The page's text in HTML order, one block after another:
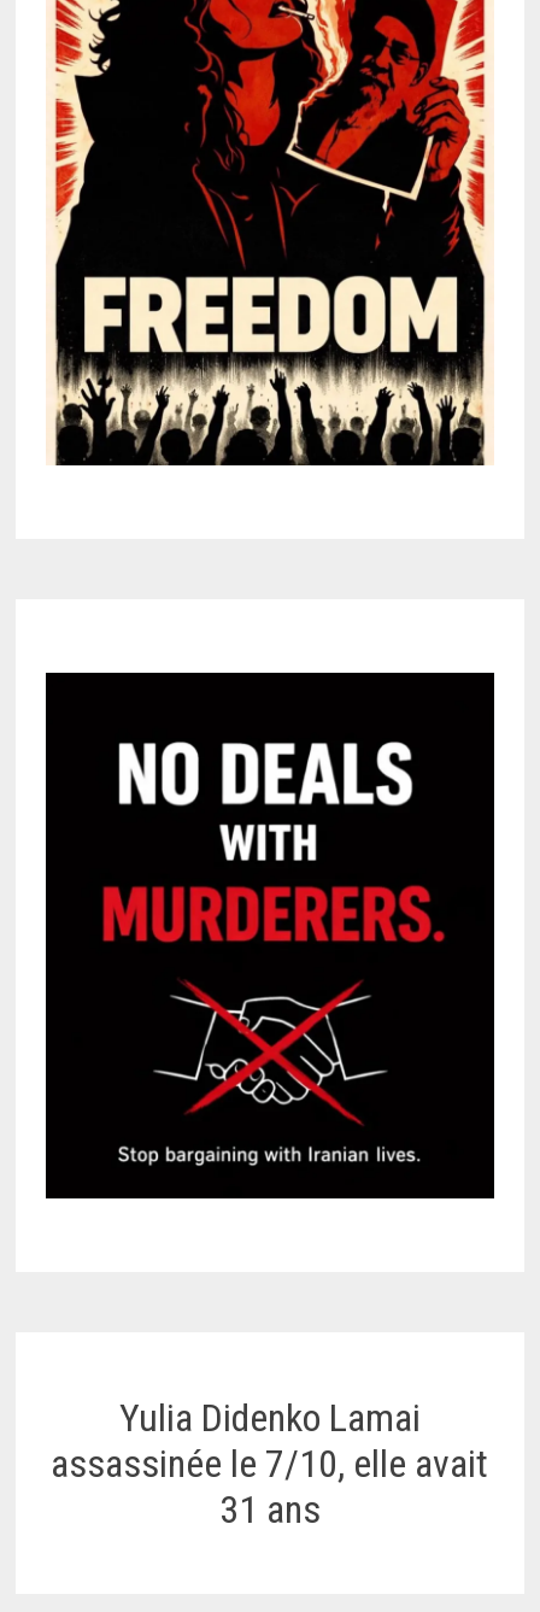
Yulia Didenko Lamai
assassinée le 7/10, elle avait
31 ans